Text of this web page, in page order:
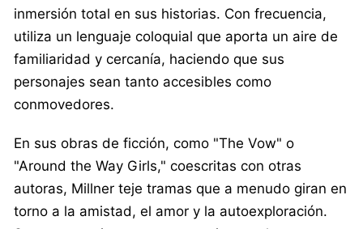
inmersión total en sus historias. Con frecuencia,
utiliza un lenguaje coloquial que aporta un aire de
familiaridad y cercanía, haciendo que sus
personajes sean tanto accesibles como
conmovedores.
En sus obras de ficción, como "The Vow" o
"Around the Way Girls," coescritas con otras
autoras, Millner teje tramas que a menudo giran en
torno a la amistad, el amor y la autoexploración.